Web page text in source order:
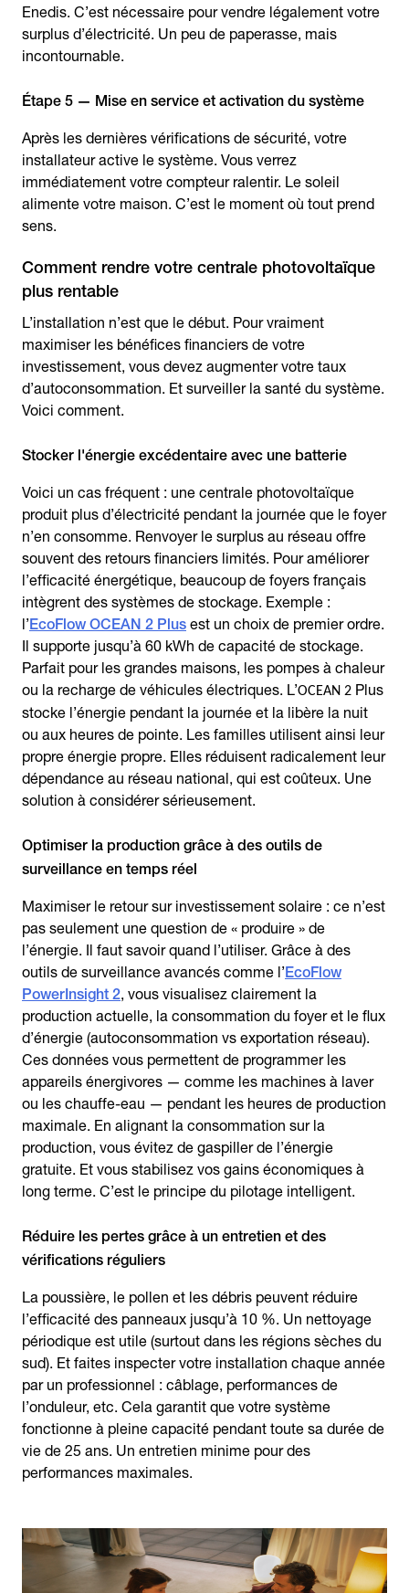
Enedis. C’est nécessaire pour vendre légalement votre
surplus d’électricité. Un peu de paperasse, mais
incontournable.
Étape 5 — Mise en service et activation du système
Après les dernières vérifications de sécurité, votre
installateur active le système. Vous verrez
immédiatement votre compteur ralentir. Le soleil
alimente votre maison. C’est le moment où tout prend
sens.
Comment rendre votre centrale photovoltaïque
plus rentable
L’installation n’est que le début. Pour vraiment
maximiser les bénéfices financiers de votre
investissement, vous devez augmenter votre taux
d’autoconsommation. Et surveiller la santé du système.
Voici comment.
Voici un cas fréquent : une centrale photovoltaïque
produit plus d’électricité pendant la journée que le foyer
n’en consomme. Renvoyer le surplus au réseau offre
souvent des retours financiers limités. Pour améliorer
l’efficacité énergétique, beaucoup de foyers français
intègrent des systèmes de stockage. Exemple :
l’EcoFlow OCEAN 2 Plus est un choix de premier ordre.
Il supporte jusqu’à 60 kWh de capacité de stockage.
Parfait pour les grandes maisons, les pompes à chaleur
ou la recharge de véhicules électriques. L’OCEAN 2 Plus
stocke l’énergie pendant la journée et la libère la nuit
ou aux heures de pointe. Les familles utilisent ainsi leur
propre énergie propre. Elles réduisent radicalement leur
dépendance au réseau national, qui est coûteux. Une
solution à considérer sérieusement.
Optimiser la production grâce à des outils de
surveillance en temps réel
Maximiser le retour sur investissement solaire : ce n’est
pas seulement une question de « produire » de
l’énergie. Il faut savoir quand l’utiliser. Grâce à des
outils de surveillance avancés comme l’EcoFlow
PowerInsight 2, vous visualisez clairement la
production actuelle, la consommation du foyer et le flux
d’énergie (autoconsommation vs exportation réseau).
Ces données vous permettent de programmer les
appareils énergivores — comme les machines à laver
ou les chauffe-eau — pendant les heures de production
maximale. En alignant la consommation sur la
production, vous évitez de gaspiller de l’énergie
gratuite. Et vous stabilisez vos gains économiques à
long terme. C’est le principe du pilotage intelligent.
Réduire les pertes grâce à un entretien et des
vérifications réguliers
La poussière, le pollen et les débris peuvent réduire
l’efficacité des panneaux jusqu’à 10 %. Un nettoyage
périodique est utile (surtout dans les régions sèches du
sud). Et faites inspecter votre installation chaque année
par un professionnel : câblage, performances de
l’onduleur, etc. Cela garantit que votre système
fonctionne à pleine capacité pendant toute sa durée de
vie de 25 ans. Un entretien minime pour des
performances maximales.